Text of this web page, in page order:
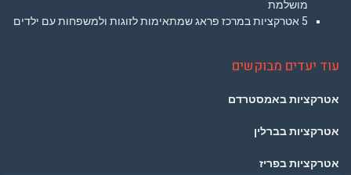
עוד יעדים מבוקשים
אטרקציות בברלין
אטרקציות בפריז
אטרקציות בלונדון